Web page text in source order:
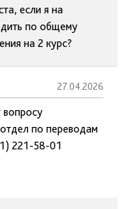
если я на
по общему
на 2 курс?
27.04.2026
по переводам
221-58-01